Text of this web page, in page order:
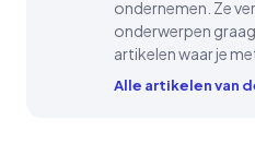
ondernemen. Ze
onderwerpen
artikelen waar je
Alle artikelen van